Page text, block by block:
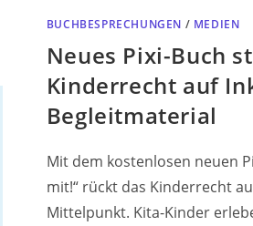
BUCHBESPRECHUNGEN / MEDIEN
Neues Pixi-Buch
Kinderrecht auf
Begleitmaterial
Mit dem kostenlosen neuen
mit!“ rückt das Kinderrecht
Mittelpunkt. Kita-Kinder